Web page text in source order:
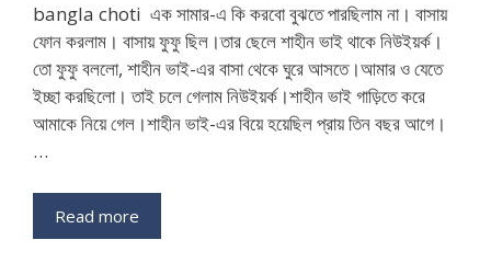
bangla choti এক সামার-এ কি করবো বুঝতে পারছিলাম না। বাসায়
ফোন করলাম। বাসায় ফুফু ছিল।তার ছেলে শাহীন ভাই থাকে নিউইয়র্ক।
তো ফুফু বললো, শাহীন ভাই-এর বাসা থেকে ঘুরে আসতে।আমার ও যেতে
ইচ্ছা করছিলো। তাই চলে গেলাম নিউইয়র্ক।শাহীন ভাই গাড়িতে করে
আমাকে নিয়ে গেল।শাহীন ভাই-এর বিয়ে হয়েছিল প্রায় তিন বছর আগে।
…
Read more